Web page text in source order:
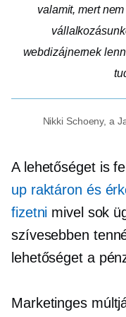
valamit, mert
webdizájnernek
Nikki Schoeny, a
A lehetőséget is
up raktáron és
fizetni mivel sok
szívesebben
lehetőséget a
Marketinges